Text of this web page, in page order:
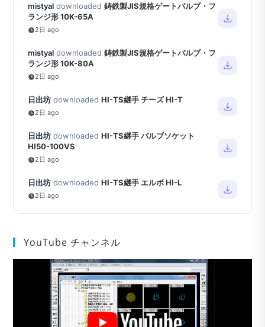
mistyal downloaded 鋳鉄製JIS規格ゲートバルブ・フ
ランジ形 10K-65A
2日 ago
mistyal downloaded 鋳鉄製JIS規格ゲートバルブ・フ
ランジ形 10K-80A
2日 ago
日出坊 downloaded HI-TS継手 チーズ HI-T
2日 ago
日出坊 downloaded HI-TS継手 バルブソケット
HI50-100VS
2日 ago
日出坊 downloaded HI-TS継手 エルボ HI-L
2日 ago
YouTube チャンネル